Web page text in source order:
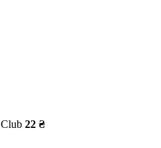
Club 22 ₴